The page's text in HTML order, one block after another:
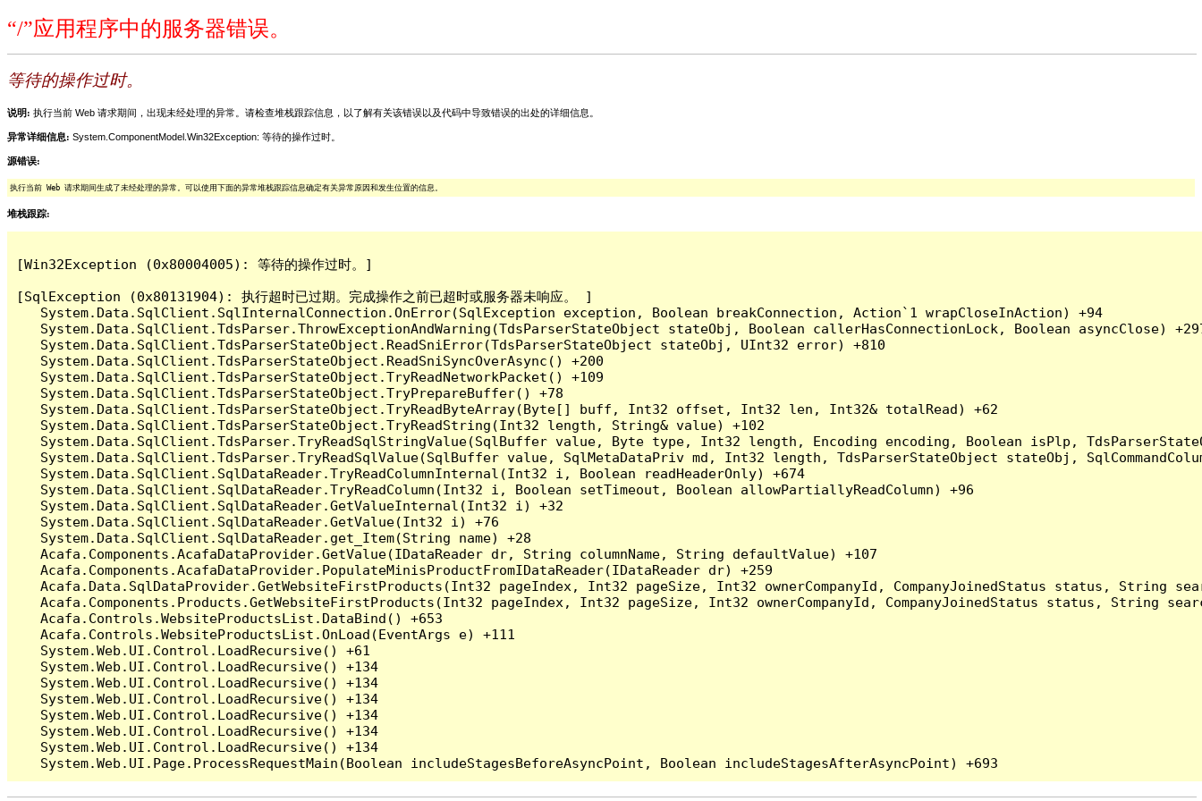
“/”应用程序中的服务器错误。
等待的操作过时。
说明: 执行当前 Web 请求期间，出现未经处理的异常。请检查堆栈跟踪信息，以了解有关该错误以及代码中导致错误的出处的详细信息。
异常详细信息: System.ComponentModel.Win32Exception: 等待的操作过时。
源错误:
执行当前 Web 请求期间生成了未经处理的异常。可以使用下面的异常堆栈跟踪信息确定有关异常原因和发生位置的信息。
堆栈跟踪:
[Win32Exception (0x80004005): 等待的操作过时。]
[SqlException (0x80131904): 执行超时已过期。完成操作之前已超时或服务器未响应。 ]
   System.Data.SqlClient.SqlInternalConnection.OnError(SqlException exception, Boolean breakConnection, Action`1 wrapCloseInAction) +94
System.Data.SqlClient.TdsParser.ThrowExceptionAndWarning(TdsParserStateObject stateObj, Boolean callerHasConnectionLock, Boolean asyncClose)
   System.Data.SqlClient.TdsParserStateObject.ReadSniError(TdsParserStateObject stateObj, UInt32 error) +810
   System.Data.SqlClient.TdsParserStateObject.ReadSniSyncOverAsync() +200
   System.Data.SqlClient.TdsParserStateObject.TryReadNetworkPacket() +109
   System.Data.SqlClient.TdsParserStateObject.TryPrepareBuffer() +78
   System.Data.SqlClient.TdsParserStateObject.TryReadByteArray(Byte[] buff, Int32 offset, Int32 len, Int32& totalRead) +62
   System.Data.SqlClient.TdsParserStateObject.TryReadString(Int32 length, String& value) +102
System.Data.SqlClient.TdsParser.TryReadSqlStringValue(SqlBuffer value, Byte type, Int32 length, Encoding encoding, Boolean isPlp,
System.Data.SqlClient.TdsParser.TryReadSqlValue(SqlBuffer value, SqlMetaDataPriv md, Int32 length, TdsParserStateObject stateObj,
   System.Data.SqlClient.SqlDataReader.TryReadColumnInternal(Int32 i, Boolean readHeaderOnly) +674
   System.Data.SqlClient.SqlDataReader.TryReadColumn(Int32 i, Boolean setTimeout, Boolean allowPartiallyReadColumn) +96
   System.Data.SqlClient.SqlDataReader.GetValueInternal(Int32 i) +32
   System.Data.SqlClient.SqlDataReader.GetValue(Int32 i) +76
   System.Data.SqlClient.SqlDataReader.get_Item(String name) +28
   Acafa.Components.AcafaDataProvider.GetValue(IDataReader dr, String columnName, String defaultValue) +107
   Acafa.Components.AcafaDataProvider.PopulateMinisProductFromIDataReader(IDataReader dr) +259
Acafa.Data.SqlDataProvider.GetWebsiteFirstProducts(Int32 pageIndex, Int32 pageSize, Int32 ownerCompanyId, CompanyJoinedStatus status, String
Acafa.Components.Products.GetWebsiteFirstProducts(Int32 pageIndex, Int32 pageSize, Int32 ownerCompanyId, CompanyJoinedStatus status, String
   Acafa.Controls.WebsiteProductsList.DataBind() +653
   Acafa.Controls.WebsiteProductsList.OnLoad(EventArgs e) +111
   System.Web.UI.Control.LoadRecursive() +61
   System.Web.UI.Control.LoadRecursive() +134
   System.Web.UI.Control.LoadRecursive() +134
   System.Web.UI.Control.LoadRecursive() +134
   System.Web.UI.Control.LoadRecursive() +134
   System.Web.UI.Control.LoadRecursive() +134
   System.Web.UI.Control.LoadRecursive() +134